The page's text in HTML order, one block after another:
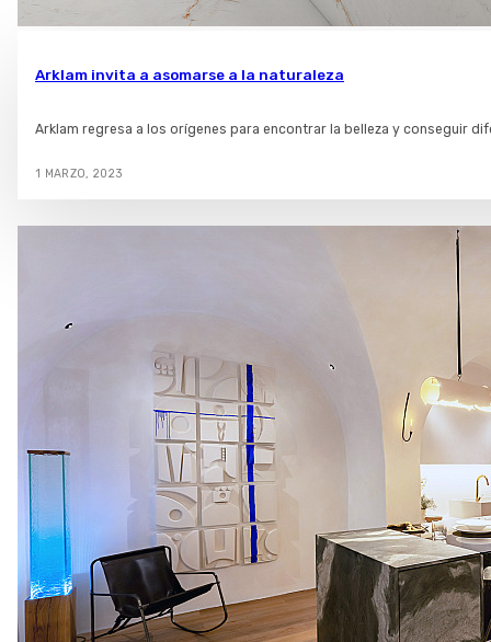
Arklam invita a asomarse a la naturaleza
Arklam regresa a los orígenes para encontrar la belleza y conseguir
1 MARZO, 2023